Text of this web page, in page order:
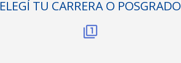
ELEGÍ TU CARRERA O POSGRADO